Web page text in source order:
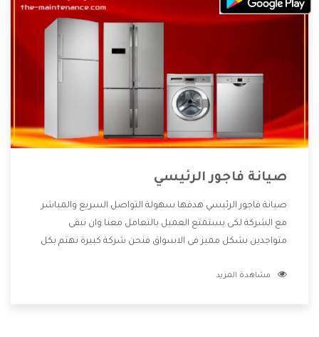
صيانة فاجور الرئيسي
صيانة فاجور الرئيسي هدفها سهولة التواصل السريع والمباشر
مع الشركة لكى يستمتع العميل بالتعامل معنا وان نبقى
متواجدين بشكل مميز فى الاسواق فنحن شركة كبيرة نهتم بكل
الشركة بها والتى تكون منها خدمة الصيانة التى تكون من أهم
مشاهدة المزيد